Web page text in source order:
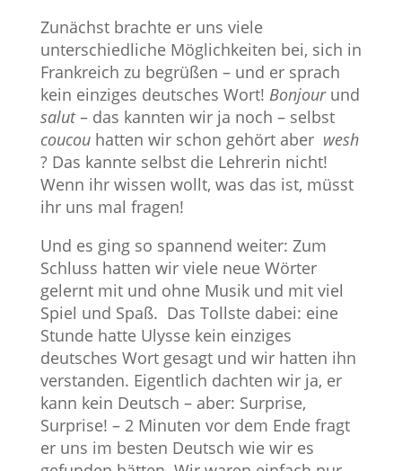
Zunächst brachte er uns viele
unterschiedliche Möglichkeiten bei, sich in
Frankreich zu begrüßen – und er sprach
kein einziges deutsches Wort! Bonjourund
salut– das kannten wir ja noch – selbst
coucouhatten wir schon gehört aber wesh
? Das kannte selbst die Lehrerin nicht!
Wenn ihr wissen wollt, was das ist, müsst
ihr uns mal fragen!
Und es ging so spannend weiter: Zum
Schluss hatten wir viele neue Wörter
gelernt mit und ohne Musik und mit viel
Spiel und Spaß. Das Tollste dabei: eine
Stunde hatte Ulysse kein einziges
deutsches Wort gesagt und wir hatten ihn
verstanden. Eigentlich dachten wir ja, er
kann kein Deutsch – aber: Surprise,
Surprise! – 2 Minuten vor dem Ende fragt
er uns im besten Deutsch wie wir es